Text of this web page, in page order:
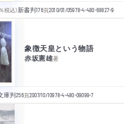
税込）新書判176頁2010/01/05978-4-480-68827-9
象徴天皇という物語
赤坂憲雄著
庫判256頁2007/10/10978-4-480-09099-7